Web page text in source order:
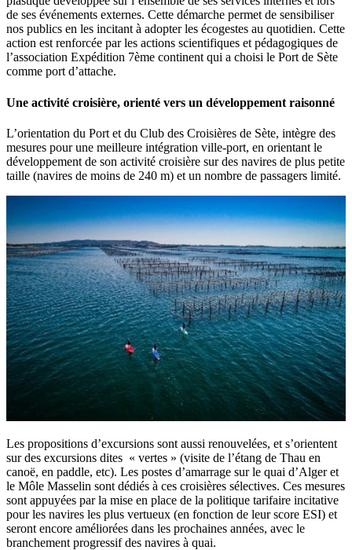
de ses événements externes. Cette démarche permet de sensibiliser
nos publics en les incitant à adopter les écogestes au quotidien. Cette
action est renforcée par les actions scientifiques et pédagogiques de
l’association Expédition 7ème continent qui a choisi le Port de Sète
comme port d’attache.
Une activité croisière, orienté vers un développement raisonné
L’orientation du Port et du Club des Croisières de Sète, intègre des
mesures pour une meilleure intégration ville-port, en orientant le
développement de son activité croisière sur des navires de plus petite
taille (navires de moins de 240 m) et un nombre de passagers limité.
Les propositions d’excursions sont aussi renouvelées, et s’orientent
sur des excursions dites « vertes » (visite de l’étang de Thau en
canoë, en paddle, etc). Les postes d’amarrage sur le quai d’Alger et
le Môle Masselin sont dédiés à ces croisières sélectives. Ces mesures
sont appuyées par la mise en place de la politique tarifaire incitative
pour les navires les plus vertueux (en fonction de leur score ESI) et
seront encore améliorées dans les prochaines années, avec le
branchement progressif des navires à quai.